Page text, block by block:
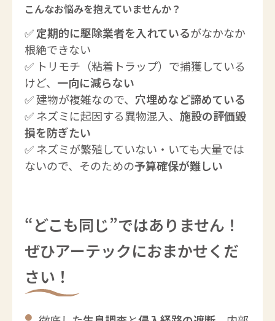
こんなお悩みを抱えていませんか？
✅定期的に駆除業者を入れているがなかなか
根絶できない
✅ トリモチ（粘着トラップ）で捕獲している
けど、 一向に減らない
✅ 建物が複雑なので、 穴埋めなど諦めている
✅ ネズミに起因する異物混入、 施設の評価毀
損を防ぎたい
✅ ネズミが繁殖していない・いても大量では
ないので、そのための予算確保が難しい
“どこも同じ”ではありません！
ぜひアーテックにおまかせくだ
さい！